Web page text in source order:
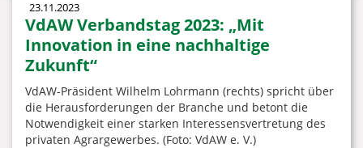
23.11.2023
VdAW Verbandstag 2023: „Mit
Innovation in eine nachhaltige
Zukunft“
VdAW-Präsident Wilhelm Lohrmann (rechts) spricht über
die Herausforderungen der Branche und betont die
Notwendigkeit einer starken Interessensvertretung des
privaten Agrargewerbes. (Foto: VdAW e. V.)